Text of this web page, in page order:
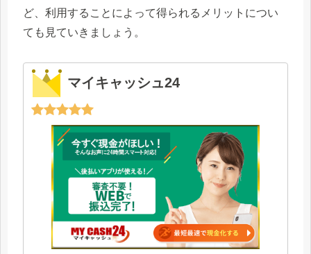
ど、利用することによって得られるメリットについ
ても見ていきましょう。
マイキャッシュ24